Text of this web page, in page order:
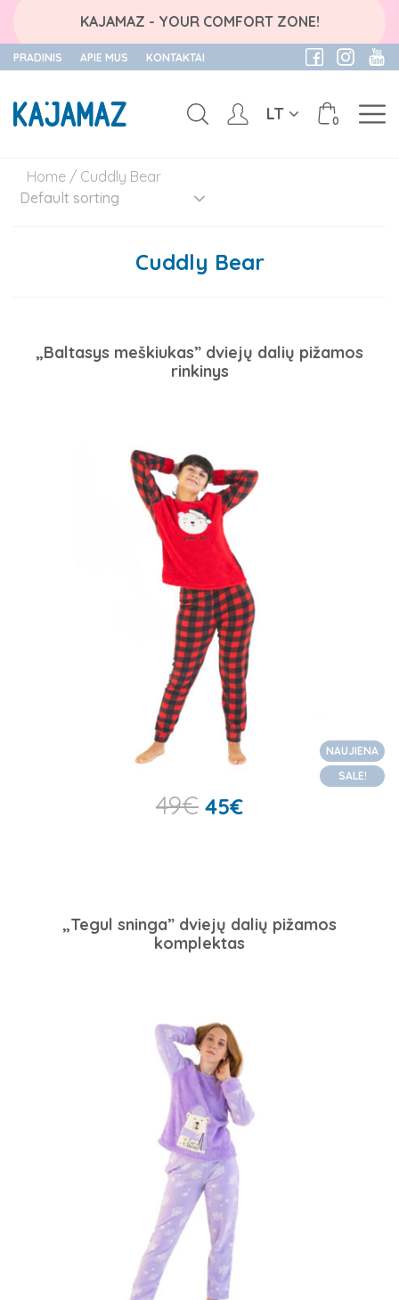
KAJAMAZ - YOUR COMFORT ZONE!
content
PRADINIS APIE MUS KONTAKTAI
0
LT
Home / Cuddly Bear
Cuddly Bear
„Baltasys meškiukas” dviejų dalių pižamos
rinkinys
NAUJIENA
SALE!
49€ 45€
„Tegul sninga” dviejų dalių pižamos
komplektas